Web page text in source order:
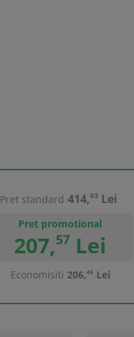
Pret standard 414,03 Lei
Pret promotional
207,57 Lei
Economisiti 206,46 Lei